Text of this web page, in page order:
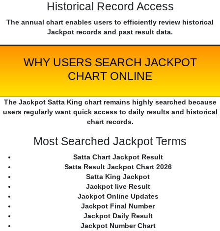
Historical Record Access
The annual chart enables users to efficiently review historical
Jackpot records and past result data.
WHY USERS SEARCH JACKPOT
CHART ONLINE
The Jackpot Satta King chart remains highly searched because
users regularly want quick access to daily results and historical
chart records.
Most Searched Jackpot Terms
Satta Chart Jackpot Result
Satta Result Jackpot Chart 2026
Satta King Jackpot
Jackpot live Result
Jackpot Online Updates
Jackpot Final Number
Jackpot Daily Result
Jackpot Number Chart